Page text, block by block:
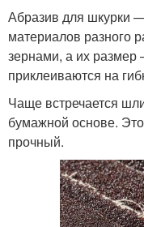
Абразив для шкурки
материалов разного
зернами, а их
приклеиваются на
Чаще встречается
бумажной основе.
прочный.